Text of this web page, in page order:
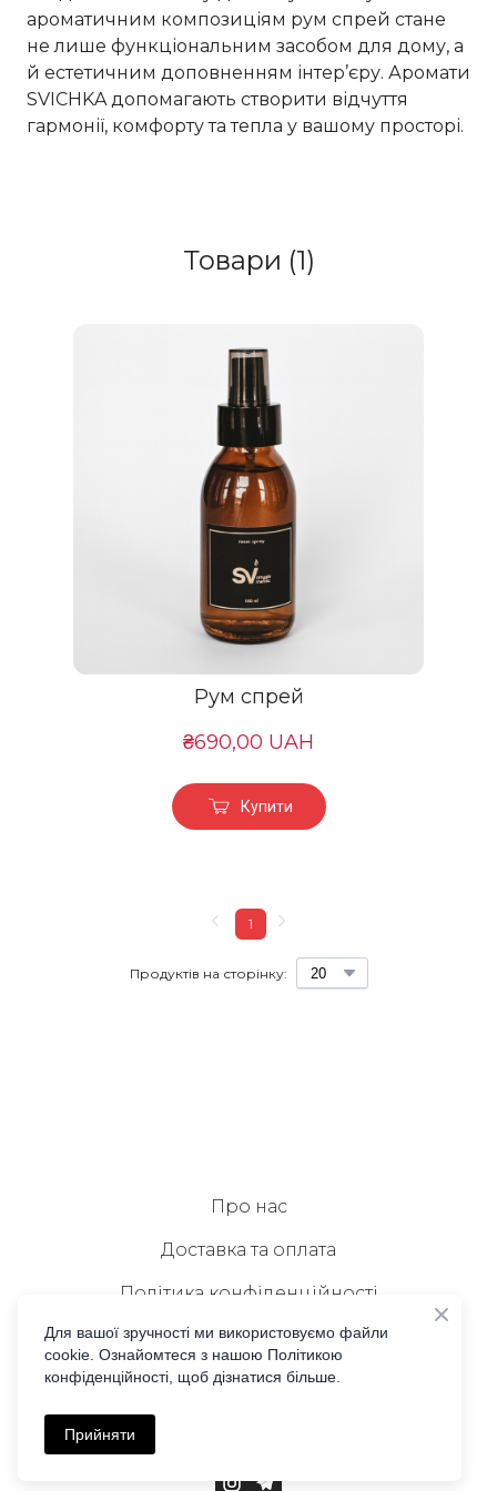
ароматичним композиціям рум спрей стане
не лише функціональним засобом для дому, а
й естетичним доповненням інтер’єру. Аромати
SVICHKA допомагають створити відчуття
гармонії, комфорту та тепла у вашому просторі.
Товари (1)
Рум спрей
₴690,00 UAH
Купити
Продуктів на сторінку:
1
Про нас
Доставка та оплата
Політика конфіденційності
Публічна оферта
Зв'язок з нами
Для вашої зручності ми використовуємо файли
cookie. Ознайомтеся з нашою Політикою
конфіденційності, щоб дізнатися більше.
Прийняти